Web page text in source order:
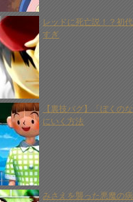
レッドに死亡説！？初
すぎ
【裏技バグ】「ぼくの
にいく方法
みさえを襲った悪魔の